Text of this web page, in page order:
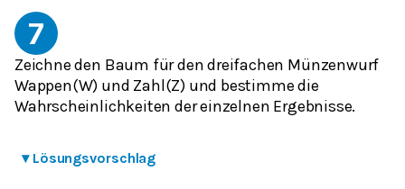
7
Zeichne den Baum für den dreifachen Münzenwurf
Wappen(W) und Zahl(Z) und bestimme die
Wahrscheinlichkeiten der einzelnen Ergebnisse.
▾ Lösungsvorschlag